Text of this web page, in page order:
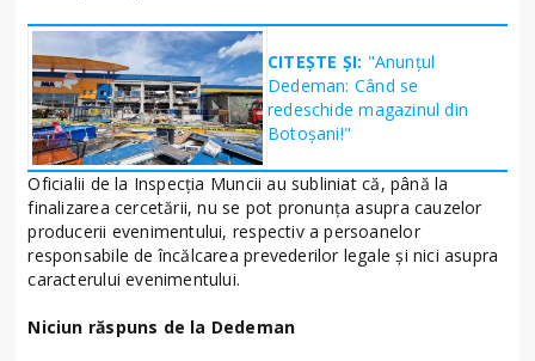
CITEȘTE ȘI: "Anunțul
Dedeman: Când se
redeschide magazinul din
Botoșani!"
Oficialii de la Inspecția Muncii au subliniat că, până la
finalizarea cercetării, nu se pot pronunța asupra cauzelor
producerii evenimentului, respectiv a persoanelor
responsabile de încălcarea prevederilor legale și nici asupra
caracterului evenimentului.
Niciun răspuns de la Dedeman